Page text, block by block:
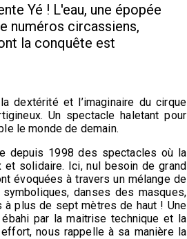
Yé ! L'eau, une épopée
numéros circassiens,
la conquête est
dextérité et l’imaginaire du cirque
Un spectacle haletant pour
le monde de demain.
depuis 1998 des spectacles où la
et solidaire. Ici, nul besoin de grand
évoquées à travers un mélange de
danses des masques,
plus de sept mètres de haut ! Une
par la maitrise technique et la
nous rappelle à sa manière la